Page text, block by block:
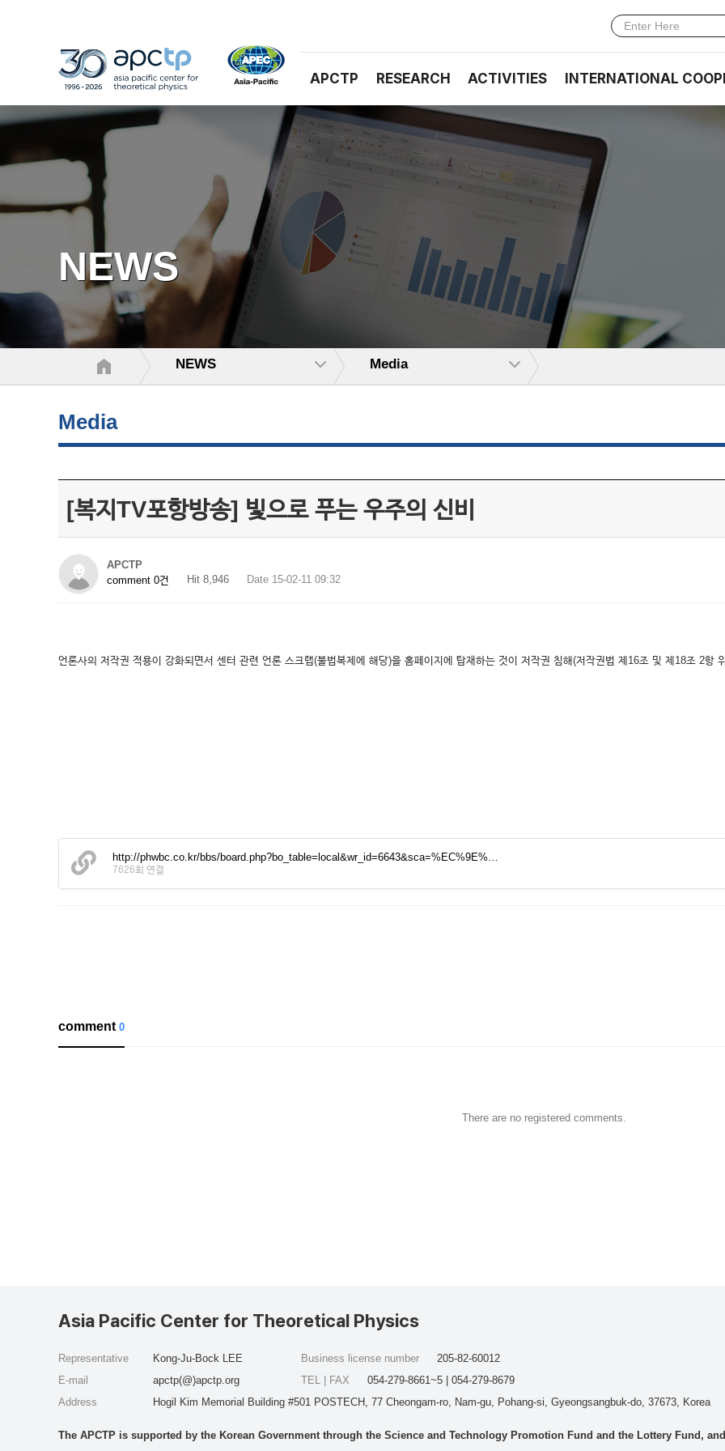
APCTP RESEARCH ACTIVITIES INTERNATIONAL
NEWS
NEWS Media
Media
[복지TV포항방송] 빛으로 푸는 우주의 신비
APCTP
comment 0건
Hit 8,946 Date 15-02-11 09:32
언론사의 저작권 적용이 강화되면서 센터 관련 언론 스크랩(불법복제에 해당)을 홈페이지에 탑재하는 것이 저작권 침해(저작권법 제16조 및 제18조 2항
http://phwbc.co.kr/bbs/board.php?bo_table=local&wr_id=6643&sca=%EC%9E%…
7626회 연결
comment0
There are no registered comments.
Asia Pacific Center for Theoretical Physics
Representative
Kong-Ju-Bock LEE
E-mail
apctp(@)apctp.org
Address
Hogil Kim Memorial Building #501 POSTECH, 77 Cheongam-ro, Nam-gu, Pohang-si, Gyeongsangbuk-do, 37673, Korea
Business license number
205-82-60012
TEL | FAX
054-279-8661~5 | 054-279-8679
The APCTP is supported by the Korean Government through the Science and Technology Promotion Fund and the Lottery Fund,